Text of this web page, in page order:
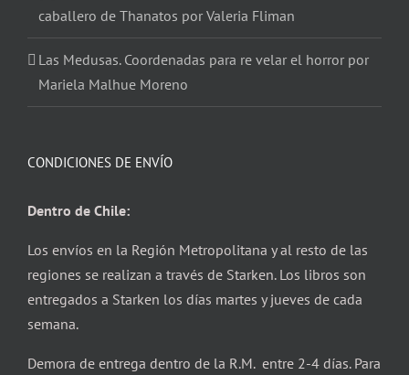
caballero de Thanatos por Valeria Fliman
Las Medusas. Coordenadas para re velar el horror por
Mariela Malhue Moreno
CONDICIONES DE ENVÍO
Dentro de Chile:
Los envíos en la Región Metropolitana y al resto de las
regiones se realizan a través de Starken. Los libros son
entregados a Starken los días martes y jueves de cada
semana.
Demora de entrega dentro de la R.M. entre 2-4 días. Para